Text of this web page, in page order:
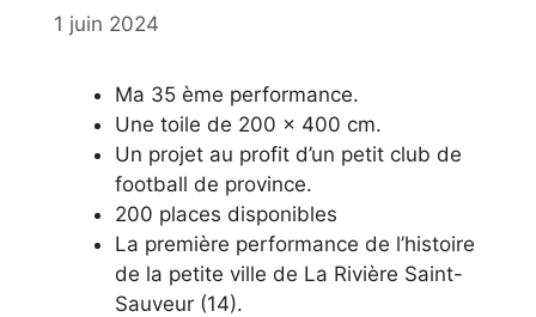
1 juin 2024
Ma 35 ème performance.
Une toile de 200 x 400 cm.
Un projet au profit d’un petit club de
football de province.
200 places disponibles
La première performance de l’histoire
de la petite ville de La Rivière Saint-
Sauveur (14).